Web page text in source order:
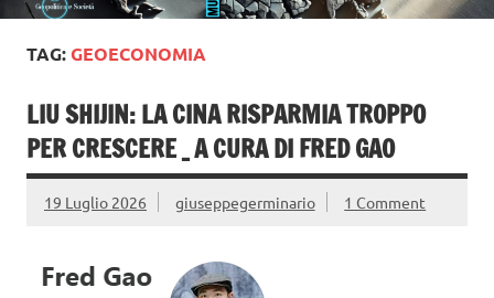
TAG:GEOECONOMIA
LIU SHIJIN: LA CINA RISPARMIA TROPPO
PER CRESCERE _ A CURA DI FRED GAO
19 Luglio 2026 giuseppegerminario 1 Comment